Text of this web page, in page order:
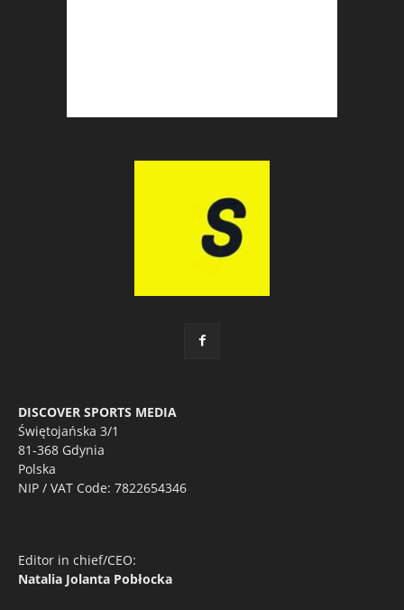
DISCOVER SPORTS MEDIA
Świętojańska 3/1
81-368 Gdynia
Polska
NIP / VAT Code: 7822654346
Editor in chief/CEO:
Natalia Jolanta Pobłocka